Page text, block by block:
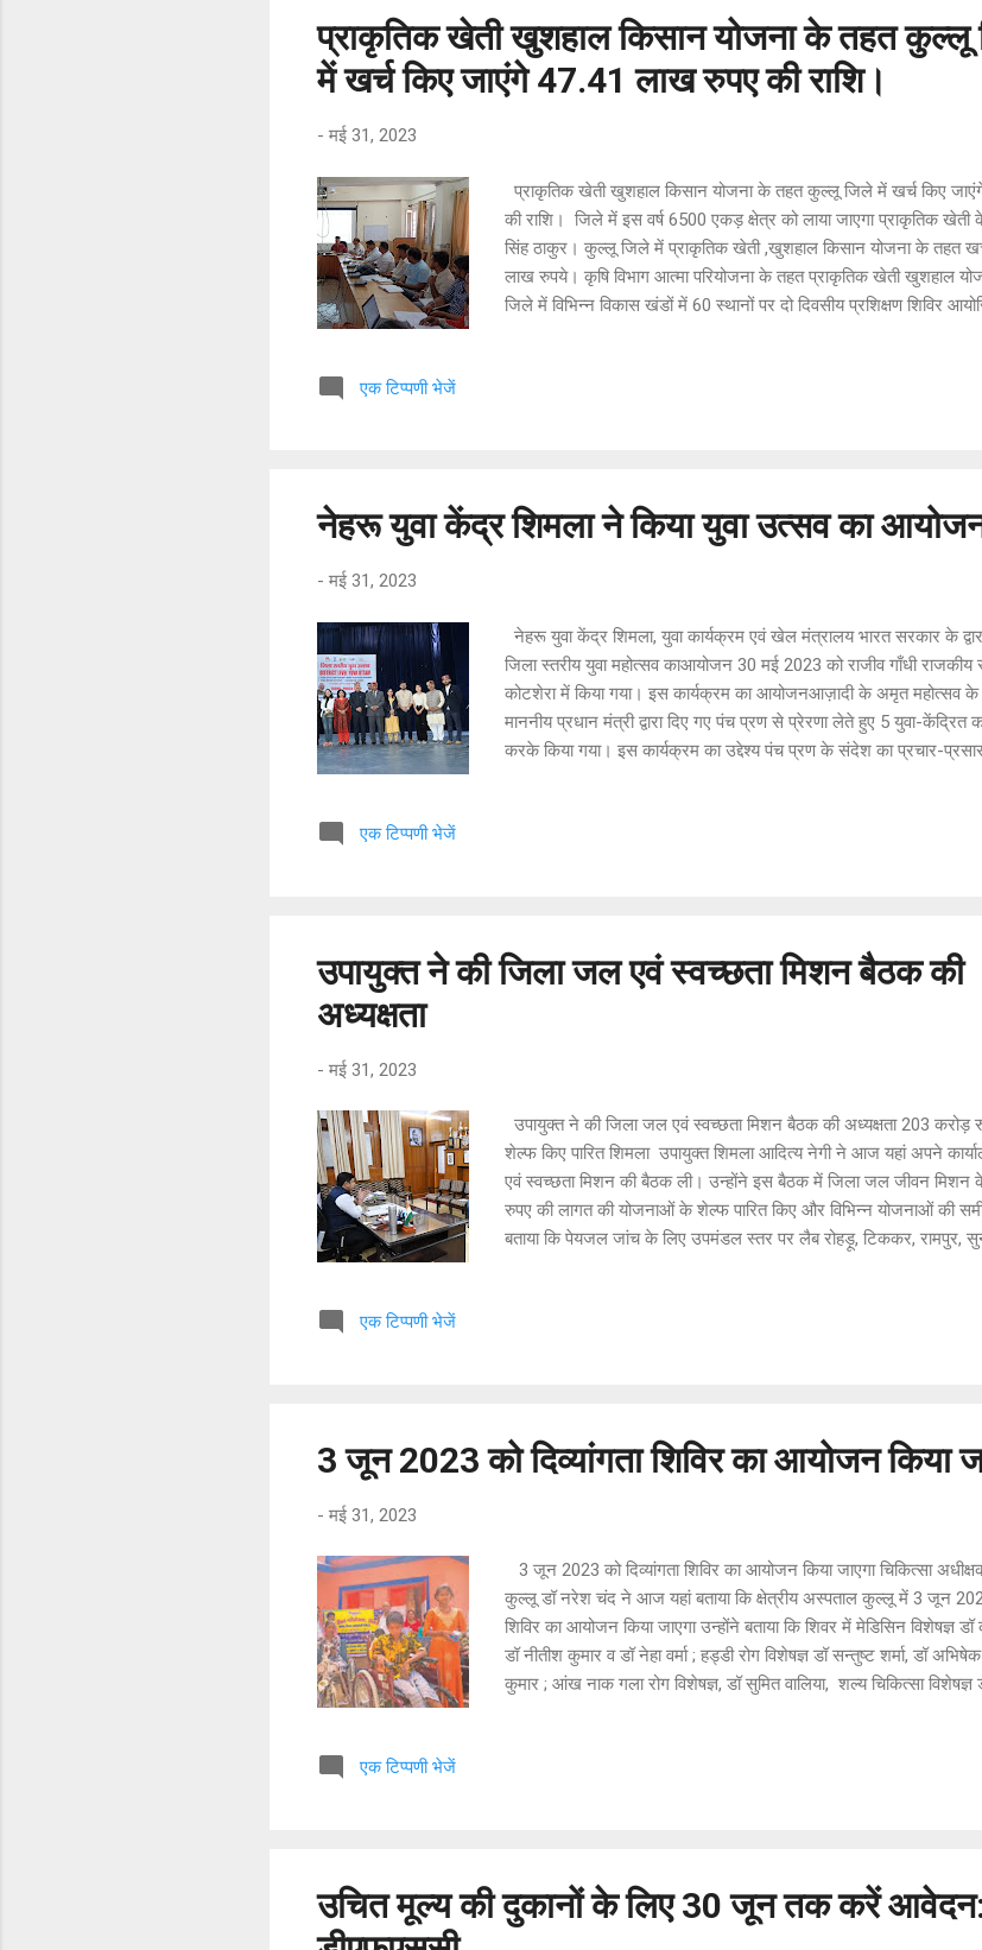
प्राकृतिक खेती खुशहाल किसान योजना के तहत कुल्लू
में खर्च किए जाएंगे 47.41 लाख रुपए की राशि।
- मई 31, 2023
प्राकृतिक खेती खुशहाल किसान योजना के तहत कुल्लू जिले में खर्च किए
की राशि। जिले में इस वर्ष 6500 एकड़ क्षेत्र को लाया जाएगा प्राकृतिक खेती
सिंह ठाकुर। कुल्लू जिले में प्राकृतिक खेती ,खुशहाल किसान योजना के तहत
लाख रुपये। कृषि विभाग आत्मा परियोजना के तहत प्राकृतिक खेती खुशहाल
जिले में विभिन्न विकास खंडों में 60 स्थानों पर दो दिवसीय प्रशिक्षण शिविर
जिले मे के विभिन्न हिस्सों में 10 जागरूकता शिविर आयोजित कर 1000
एक टिप्पणी भेजें
नेहरू युवा केंद्र शिमला ने किया युवा उत्सव का
- मई 31, 2023
नेहरू युवा केंद्र शिमला, युवा कार्यक्रम एवं खेल मंत्रालय भारत सरकार के
जिला स्तरीय युवा महोत्सव काआयोजन 30 मई 2023 को राजीव गाँधी राजकीय
कोटशेरा में किया गया। इस कार्यक्रम का आयोजनआज़ादी के अमृत महोत्सव
माननीय प्रधान मंत्री द्वारा दिए गए पंच प्रण से प्रेरणा लेते हुए 5 युवा-केंद्रित
करके किया गया। इस कार्यक्रम का उद्देश्य पंच प्रण के संदेश का प्रचार-
के बारे में प्रशंसा उत्पन्न करना, जिला स्तर से राज्य और राष्ट्रीय स्तर पर होने
एक टिप्पणी भेजें
उपायुक्त ने की जिला जल एवं स्वच्छता मिशन बैठक की
अध्यक्षता
- मई 31, 2023
उपायुक्त ने की जिला जल एवं स्वच्छता मिशन बैठक की अध्यक्षता 203
शेल्फ किए पारित शिमला उपायुक्त शिमला आदित्य नेगी ने आज यहां अपने
एवं स्वच्छता मिशन की बैठक ली। उन्होंने इस बैठक में जिला जल जीवन मिशन
रुपए की लागत की योजनाओं के शेल्फ पारित किए और विभिन्न योजनाओं की
बताया कि पेयजल जांच के लिए उपमंडल स्तर पर लैब रोहड़ू, टिककर, रामपुर,
पेयजल स्तोत्रों का औचक निरीक्षण व अनुश्रवण करने के निर्देश दिए ताकि
एक टिप्पणी भेजें
3 जून 2023 को दिव्यांगता शिविर का आयोजन किया
- मई 31, 2023
3 जून 2023 को दिव्यांगता शिविर का आयोजन किया जाएगा चिकित्सा
कुल्लू डॉ नरेश चंद ने आज यहां बताया कि क्षेत्रीय अस्पताल कुल्लू में 3 जून 2023
शिविर का आयोजन किया जाएगा उन्होंने बताया कि शिवर में मेडिसिन विशेषज्ञ
डॉ नीतीश कुमार व डॉ नेहा वर्मा ; हड्डी रोग विशेषज्ञ डॉ सन्तुष्ट शर्मा, डॉ
कुमार ; आंख नाक गला रोग विशेषज्ञ, डॉ सुमित वालिया, शल्य चिकित्सा विशेषज्ञ
एक टिप्पणी भेजें
उचित मूल्य की दुकानों के लिए 30 जून तक करें